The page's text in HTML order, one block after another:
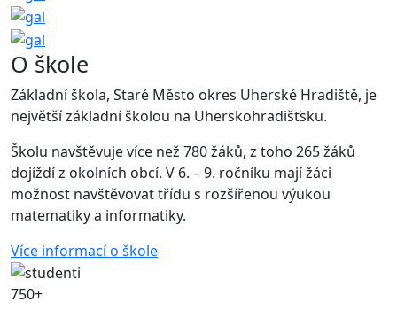
O škole
Základní škola, Staré Město okres Uherské Hradiště, je
největší základní školou na Uherskohradišťsku.
Školu navštěvuje více než 780 žáků, z toho 265 žáků
dojíždí z okolních obcí. V 6. – 9. ročníku mají žáci
možnost navštěvovat třídu s rozšířenou výukou
matematiky a informatiky.
Více informací o škole
750+